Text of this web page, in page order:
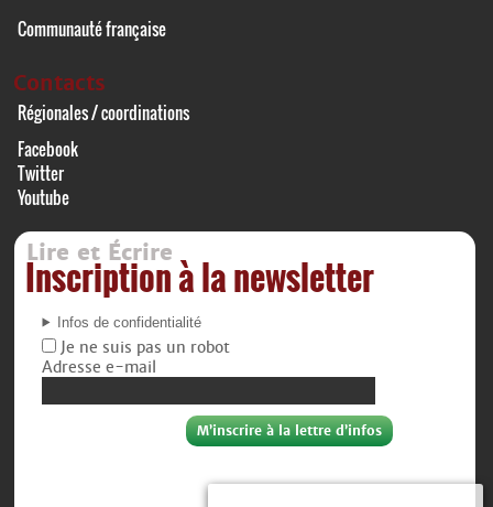
Communauté française
Contacts
Régionales / coordinations
Facebook
Twitter
Youtube
Lire et Écrire
Inscription à la newsletter
Infos de confidentialité
Je ne suis pas un robot
Adresse e-mail